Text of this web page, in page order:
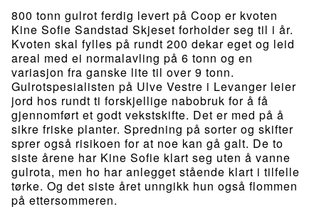
800 tonn gulrot ferdig levert på Coop er kvoten
Kine Sofie Sandstad Skjeset forholder seg til i år.
Kvoten skal fylles på rundt 200 dekar eget og leid
areal med ei normalavling på 6 tonn og en
variasjon fra ganske lite til over 9 tonn.
Gulrotspesialisten på Ulve Vestre i Levanger leier
jord hos rundt ti forskjellige nabobruk for å få
gjennomført et godt vekstskifte. Det er med på å
sikre friske planter. Spredning på sorter og skifter
sprer også risikoen for at noe kan gå galt. De to
siste årene har Kine Sofie klart seg uten å vanne
gulrota, men ho har anlegget stående klart i tilfelle
tørke. Og det siste året unngikk hun også flommen
på ettersommeren.